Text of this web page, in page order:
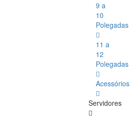
9 a
10
Polegadas
11 a
12
Polegadas
Acessórios
Servidores